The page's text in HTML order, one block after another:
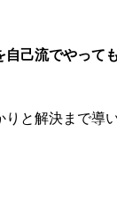
己流でやっ
と解決まで導